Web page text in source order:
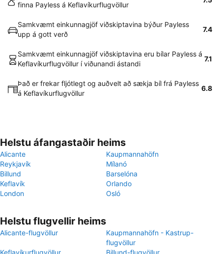
finna Payless á Keflavíkurflugvöllur
Samkvæmt einkunnagjöf viðskiptavina býður Payless
upp á gott verð
7.4
Samkvæmt einkunnagjöf viðskiptavina eru bílar Payless á
Keflavíkurflugvöllur í viðunandi ástandi
7.1
Það er frekar fljótlegt og auðvelt að sækja bíl frá Payless
á Keflavíkurflugvöllur
6.8
Helstu áfangastaðir heims
Alicante
Kaupmannahöfn
Reykjavík
Mílanó
Billund
Barselóna
Keflavík
Orlando
London
Osló
Helstu flugvellir heims
Alicante-flugvöllur
Kaupmannahöfn - Kastrup-
flugvöllur
Keflavíkurflugvöllur
Billund-flugvöllur